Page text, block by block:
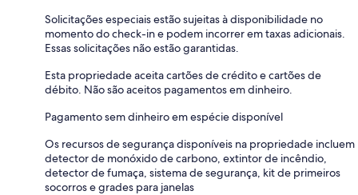
Solicitações especiais estão sujeitas à disponibilidade no
momento do check-in e podem incorrer em taxas adicionais.
Essas solicitações não estão garantidas.
Esta propriedade aceita cartões de crédito e cartões de
débito. Não são aceitos pagamentos em dinheiro.
Pagamento sem dinheiro em espécie disponível
Os recursos de segurança disponíveis na propriedade incluem
detector de monóxido de carbono, extintor de incêndio,
detector de fumaça, sistema de segurança, kit de primeiros
socorros e grades para janelas